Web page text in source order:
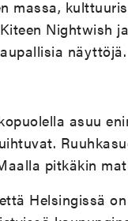
massa,
Nightwish
näyttöjä.
asuu
pitkäkin
Helsingissä